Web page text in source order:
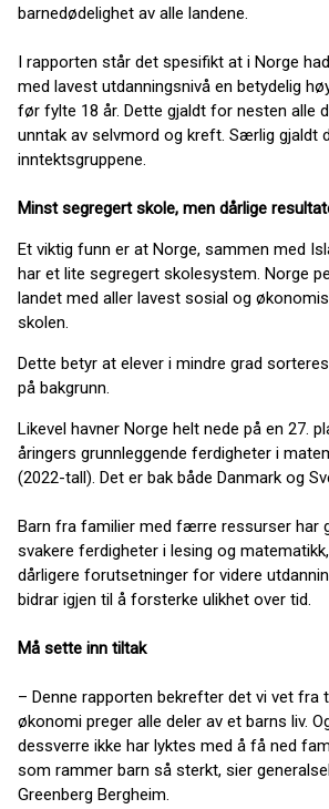
barnedødelighet av alle landene.
I rapporten står det spesifikt at i Norge
med lavest utdanningsnivå en betydelig
før fylte 18 år. Dette gjaldt for nesten alle
unntak av selvmord og kreft. Særlig gjaldt
inntektsgruppene.
Minst segregert skole, men dårlige
Et viktig funn er at Norge, sammen med
har et lite segregert skolesystem. Norge
landet med aller lavest sosial og
skolen.
Dette betyr at elever i mindre grad
på bakgrunn.
Likevel havner Norge helt nede på en 27.
åringers grunnleggende ferdigheter i
(2022-tall). Det er bak både Danmark og
Barn fra familier med færre ressurser har
svakere ferdigheter i lesing og
dårligere forutsetninger for videre
bidrar igjen til å forsterke ulikhet over tid.
Må sette inn tiltak
– Denne rapporten bekrefter det vi vet fra
økonomi preger alle deler av et barns liv.
dessverre ikke har lyktes med å få ned
som rammer barn så sterkt, sier
Greenberg Bergheim.